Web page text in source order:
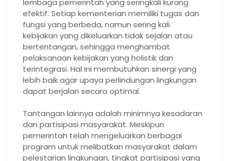
efektif. Setiap kementerian memiliki tugas dan
fungsi yang berbeda, namun sering kali
kebijakan yang dikeluarkan tidak sejalan atau
bertentangan, sehingga menghambat
pelaksanaan kebijakan yang holistik dan
terintegrasi. Hal ini membutuhkan sinergi yang
lebih baik agar upaya perlindungan lingkungan
dapat berjalan secara optimal.
Tantangan lainnya adalah minimnya kesadaran
dan partisipasi masyarakat. Meskipun
pemerintah telah mengeluarkan berbagai
program untuk melibatkan masyarakat dalam
pelestarian lingkungan, tingkat partisipasi yang